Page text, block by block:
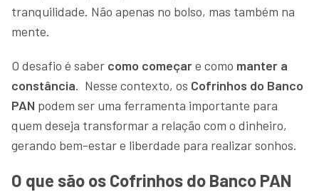
tranquilidade. Não apenas no bolso, mas também na
mente.
O desafio é saber como começare como manter a
constância. Nesse contexto, os Cofrinhos do Banco
PAN podem ser uma ferramenta importante para
quem deseja transformar a relação com o dinheiro,
gerando bem-estar e liberdade para realizar sonhos.
O que são os Cofrinhos do Banco PAN